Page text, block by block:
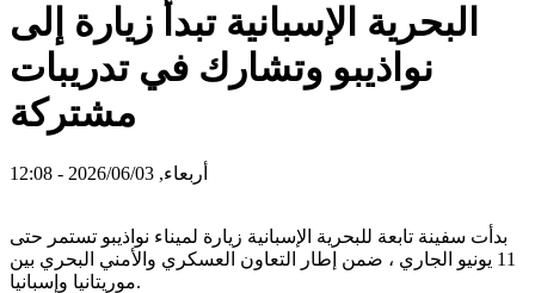
البحرية الإسبانية تبدأ زيارة إلى
نواذيبو وتشارك في تدريبات
مشتركة
أربعاء, 2026/06/03 - 12:08
بدأت سفينة تابعة للبحرية الإسبانية زيارة لميناء نواذيبو تستمر حتى
11 يونيو الجاري ، ضمن إطار التعاون العسكري والأمني البحري بين
موريتانيا وإسبانيا.